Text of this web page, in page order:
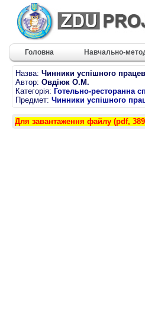
Головна Навчально-
Назва: Чинники успішного
Автор: Овдіюк О.М.
Категорія: Готельно-ресторанна
Предмет: Чинники успішного
Для завантаження файлу (pdf,